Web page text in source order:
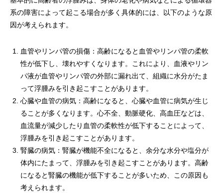
系の障害によって起こる場合が多く具体的には、以下のような原
因が考えられます。
血管やリンパ管の損傷：高齢になると血管やリンパ管の柔軟
性が低下し、壊れやすくなります。これにより、血液やリン
パ液が血管やリンパ管の外部に漏れ出て、組織に水分がたま
って浮腫みを引き起こすことがあります。
心臓や血管の病気：高齢になると、心臓や血管に病気が生じ
ることが多くなります。心不全、動脈硬化、高血圧などは、
血流量が減少したり血管の柔軟性が低下することによって、
浮腫みを引き起こすことがあります。
腎臓の病気：腎臓が機能不全になると、余分な水分や塩分が
体内にたまって、浮腫みを引き起こすことがあります。高齢
になると腎臓の機能が低下することが多いため、この原因も
考えられます。